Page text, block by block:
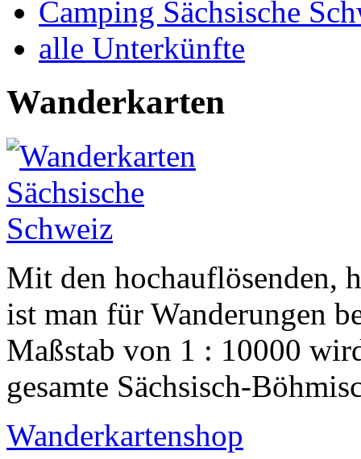
Camping Sächsische
alle Unterkünfte
Wanderkarten
Mit den hochauflösenden,
ist man für Wanderungen
Maßstab von 1 : 10000
gesamte Sächsisch-
Wanderkartenshop